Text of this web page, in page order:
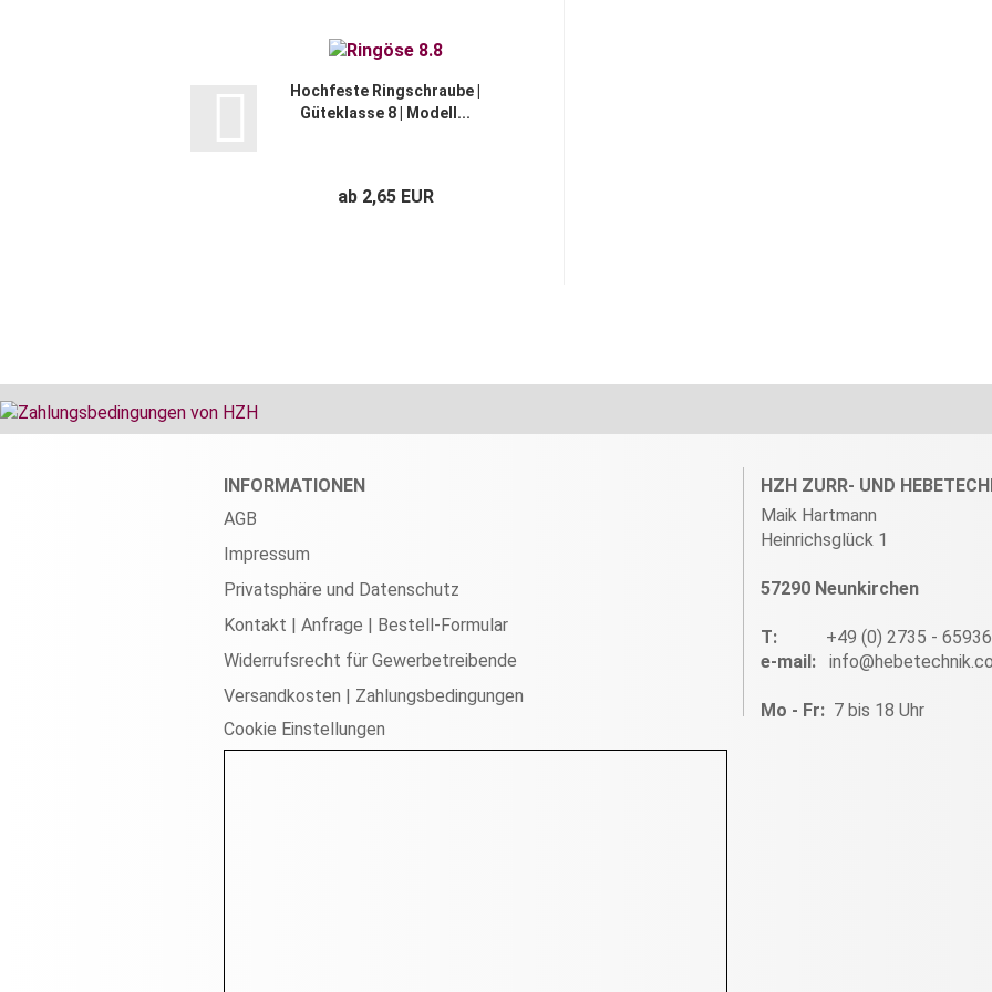
Hochfeste Ringschraube |
Güteklasse 8 | Modell...
ab 2,65 EUR
INFORMATIONEN
AGB
Impressum
Privatsphäre und Datenschutz
Kontakt | Anfrage | Bestell-Formular
Widerrufsrecht für Gewerbetreibende
Versandkosten | Zahlungsbedingungen
Cookie Einstellungen
HZH ZURR- UND
Maik Hartmann
Heinrichsglück 1
57290 Neunkirchen
T: +49 (0) 2735 -
e-mail:
Mo - Fr: 7 bis 18 Uhr